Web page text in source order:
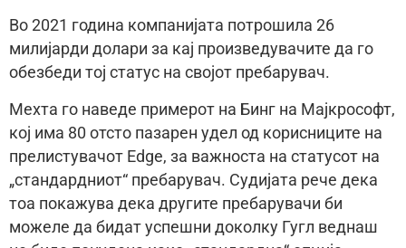
Во 2021 година компанијата потрошила 26
милијарди долари за кај произведувачите да го
обезбеди тој статус на својот пребарувач.
Мехта го наведе примерот на Бинг на Мајкрософт,
кој има 80 отсто пазарен удел од корисниците на
прелистувачот Edge, за важноста на статусот на
„стандардниот“ пребарувач. Судијата рече дека
тоа покажува дека другите пребарувачи би
можеле да бидат успешни доколку Гугл веднаш